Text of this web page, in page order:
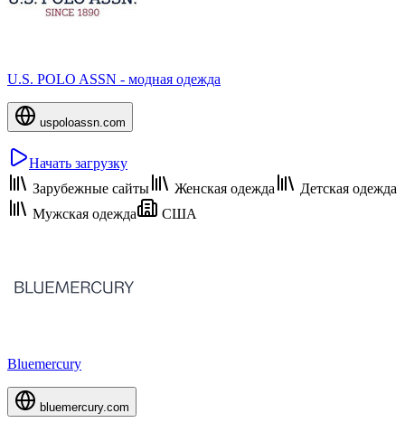
U.S. POLO ASSN - модная одежда
uspoloassn.com
Начать загрузку
Зарубежные сайты
Женская одежда
Детская одежда
Мужская одежда
США
Bluemercury
bluemercury.com